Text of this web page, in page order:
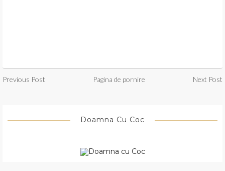
Previous Post Pagina de pornire Next Post
Doamna Cu Coc